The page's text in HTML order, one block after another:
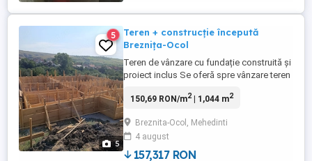
5
5
Teren + construcție începută
Breznița-Ocol
Teren de vânzare cu fundație construită și
proiect inclus Se oferă spre vânzare teren
construcția unei locuințe, in sat Breznita-
cu dimensiunea de 13 x 9 mp -Utilități
trase: apă și canalizare -Proiect casă +
proiect gard ...
150,69 RON/m2| 1,044 m2
Breznita-Ocol, Mehedinti
4 august
157,317 RON